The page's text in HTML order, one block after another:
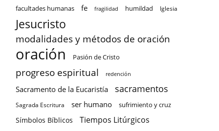
facultades humanas fe fragilidad humildad Iglesia
Jesucristo
modalidades y métodos de oración
oración Pasión de Cristo
progreso espiritual redención
Sacramento de la Eucaristía sacramentos
Sagrada Escritura ser humano sufrimiento y cruz
Símbolos Bíblicos Tiempos Litúrgicos